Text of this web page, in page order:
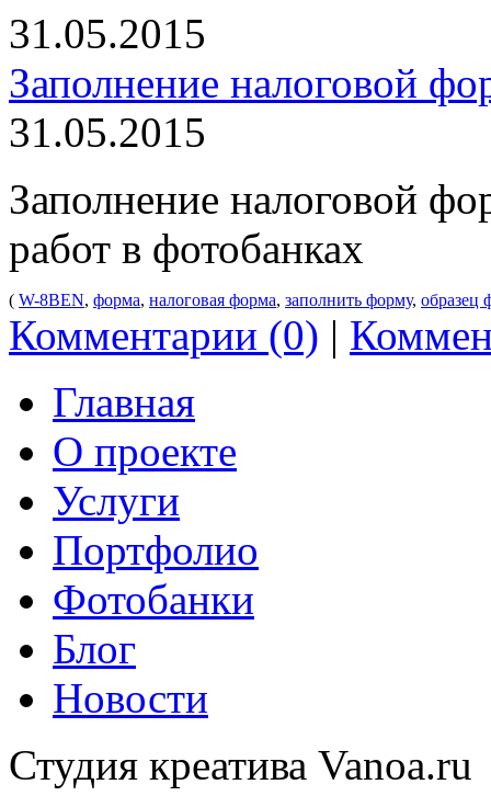
31.05.2015
Заполнение налоговой
31.05.2015
Заполнение налоговой
работ в фотобанках
( W-8BEN, форма, налоговая форма, заполнить форму, образец
Комментарии (0) |
Главная
О проекте
Услуги
Портфолио
Фотобанки
Блог
Новости
Студия креатива Vanoa.ru